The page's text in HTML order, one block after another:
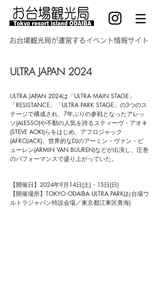
​お台場観光局が運営するイベント情報サイト
ULTRA JAPAN 2024
ULTRA JAPAN 2024は「ULTRA MAIN STAGE」
「RESISTANCE」「ULTRA PARK STAGE」の3つのス
テージで構成され、7年ぶりの参戦となったアレッ
ソ(ALESSO)や不動の人気を誇るスティーヴ・アオキ
(STEVE AOKI)らをはじめ、アフロジャック
(AFROJACK)、世界的なDJのアーミン・ヴァン・ビ
ューレン(ARMIN VAN BUUREN)などが出演し、圧巻
のパフォーマンスで盛り上がっていた。
【開催日】 2024年9月14日(土)・15日(日)
【開催場所】 TOKYO ODAIBA ULTRA PARK(お台場ウ
ルトラジャパン特設会場／東京都江東区青海)